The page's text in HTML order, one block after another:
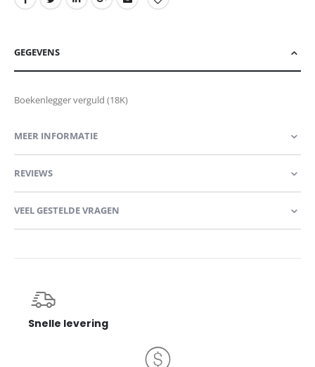
GEGEVENS
Boekenlegger verguld (18K)
MEER INFORMATIE
REVIEWS
VEEL GESTELDE VRAGEN
Snelle levering